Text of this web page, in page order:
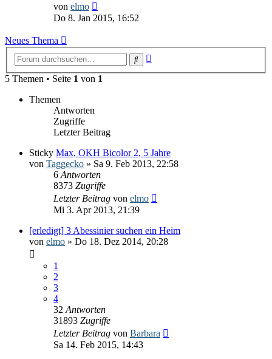
von elmo
Beitrag
Do 8. Jan 2015, 16:52
Neues Thema
Suche
5 Themen • Seite 1 von 1
Themen
Antworten
Zugriffe
Letzter Beitrag
Sticky Max, OKH Bicolor 2, 5 Jahre
von Taggecko » Sa 9. Feb 2013, 22:58
6 Antworten
8373 Zugriffe
Letzter Beitrag von elmo
Mi 3. Apr 2013, 21:39
[erledigt] 3 Abessinier suchen ein Heim
von elmo » Do 18. Dez 2014, 20:28
1
2
3
4
32 Antworten
31893 Zugriffe
Letzter Beitrag von Barbara
Sa 14. Feb 2015, 14:43